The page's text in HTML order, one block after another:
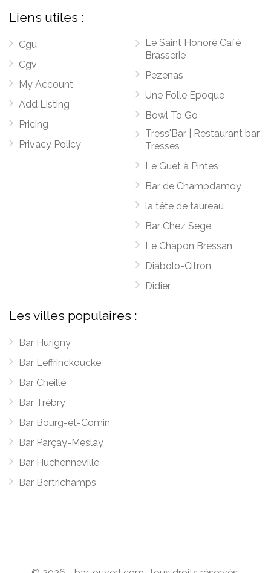
Liens utiles :
Cgu
Cgv
My Account
Add Listing
Pricing
Privacy Policy
Le Saint Honoré Café
Brasserie
Pezenas
Une Folle Epoque
Bowl To Go
Tress'Bar | Restaurant bar
Tresses
Le Guet à Pintes
Bar de Champdamoy
la tête de taureau
Bar Chez Sege
Le Chapon Bressan
Diabolo-Citron
Didier
Les villes populaires :
Bar Hurigny
Bar Leffrinckoucke
Bar Cheillé
Bar Trébry
Bar Bourg-et-Comin
Bar Parçay-Meslay
Bar Huchenneville
Bar Bertrichamps